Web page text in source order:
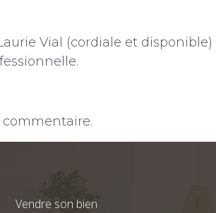
Vial (cordiale et
Vendre son bien